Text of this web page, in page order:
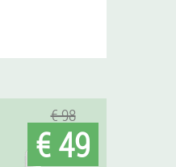
€ 98
€ 49